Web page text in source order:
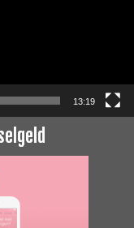
13:19